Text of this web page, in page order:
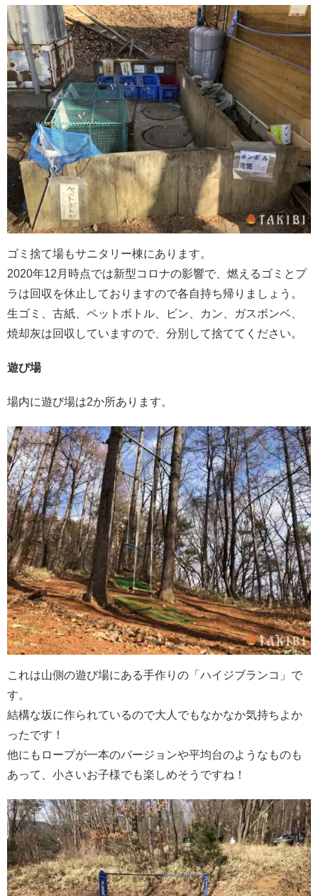
ゴミ捨て場もサニタリー棟にあります。
2020年12月時点では新型コロナの影響で、燃えるゴミとプ
ラは回収を休止しておりますので各自持ち帰りましょう。
生ゴミ、古紙、ペットボトル、ビン、カン、ガスボンベ、
焼却灰は回収していますので、分別して捨ててください。
遊び場
場内に遊び場は2か所あります。
これは山側の遊び場にある手作りの「ハイジブランコ」で
す。
結構な坂に作られているので大人でもなかなか気持ちよか
ったです！
他にもロープが一本のバージョンや平均台のようなものも
あって、小さいお子様でも楽しめそうですね！